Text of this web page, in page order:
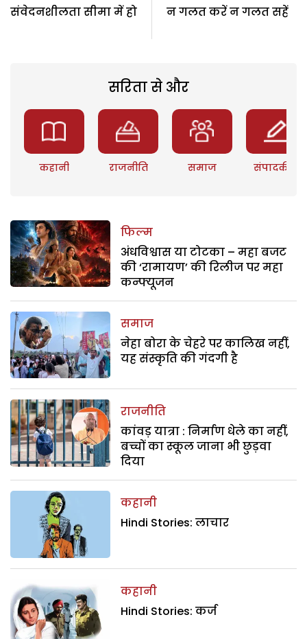
संवेदनशीलता सीमा में हो
न गलत करें न गलत सहें
सरिता से और
कहानी राजनीति समाज संपादकीय
फिल्म
अंधविश्वास या टोटका – महा बजट
की ‘रामायण’ की रिलीज पर महा
कन्फ्यूजन
समाज
नेहा बोरा के चेहरे पर कालिख नहीं,
यह संस्कृति की गंदगी है
राजनीति
कांवड़ यात्रा : निर्माण धेले का नहीं,
बच्चों का स्कूल जाना भी छुड़वा
दिया
कहानी
Hindi Stories: लाचार
कहानी
Hindi Stories: कर्ज